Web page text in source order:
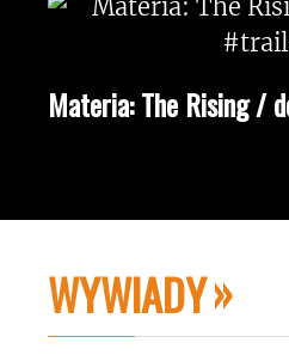
Materia: The Rising /
WYWIADY